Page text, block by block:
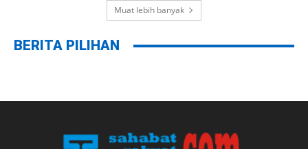
Muat lebih banyak
BERITA PILIHAN